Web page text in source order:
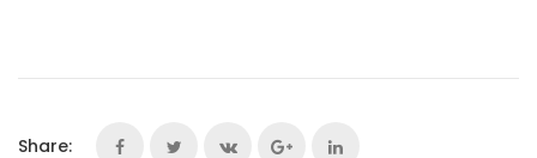
Share: